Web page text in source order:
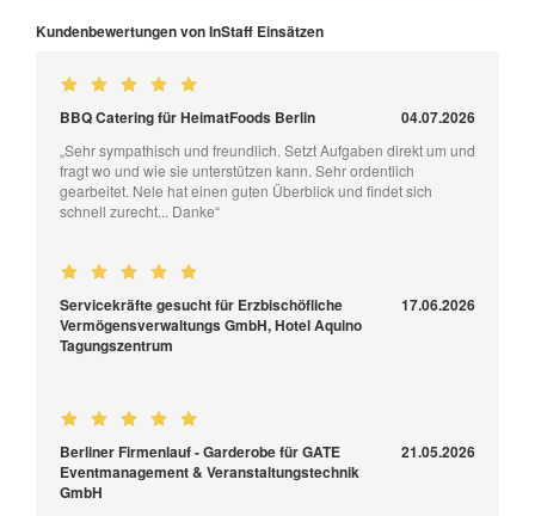
Kundenbewertungen von InStaff Einsätzen
BBQ Catering für HeimatFoods Berlin 04.07.2026
„Sehr sympathisch und freundlich. Setzt Aufgaben direkt um und
fragt wo und wie sie unterstützen kann. Sehr ordentlich
gearbeitet. Nele hat einen guten Überblick und findet sich
schnell zurecht... Danke“
Servicekräfte gesucht für Erzbischöfliche
Vermögensverwaltungs GmbH, Hotel Aquino
Tagungszentrum
17.06.2026
Berliner Firmenlauf - Garderobe für GATE
Eventmanagement & Veranstaltungstechnik
GmbH
21.05.2026